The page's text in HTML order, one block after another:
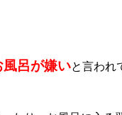
風呂が嫌いと言われ